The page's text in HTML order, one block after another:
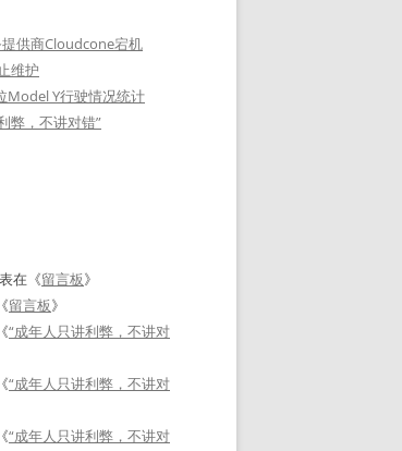
提供商Cloudcone宕机
维护
Model Y行驶情况统计
弊，不讲对错”
在《留言板》
留言板》
“成年人只讲利弊，不讲对
“成年人只讲利弊，不讲对
“成年人只讲利弊，不讲对